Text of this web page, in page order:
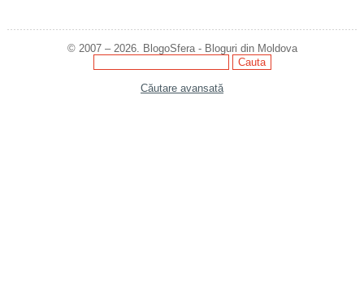
© 2007 – 2026. BlogoSfera - Bloguri din Moldova
Căutare avansată